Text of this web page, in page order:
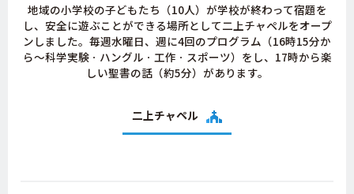
地域の小学校の子どもたち（10人）が学校が終わって宿題を
し、安全に遊ぶことができる場所として二上チャペルをオープ
ンしました。毎週水曜日、週に4回のプログラム（16時15分か
ら～科学実験ㆍハングルㆍ工作ㆍスポーツ）をし、17時から楽
しい聖書の話（約5分）があります。
二上チャペル